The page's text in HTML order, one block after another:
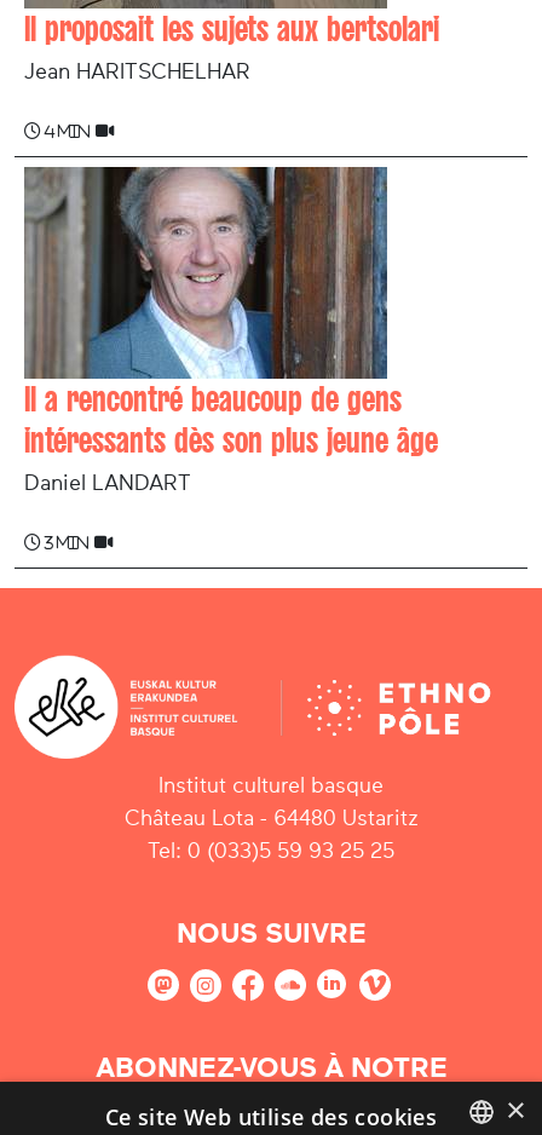
Il proposait les sujets aux bertsolari
Jean HARITSCHELHAR
4 min
Il a rencontré beaucoup de gens
intéressants dès son plus jeune âge
Daniel LANDART
3 min
Institut culturel basque
Château Lota - 64480 Ustaritz
Tel: 0 (033)5 59 93 25 25
NOUS SUIVRE
ABONNEZ-VOUS À NOTRE
NEWSLETTER
×
Ce site Web utilise des cookies